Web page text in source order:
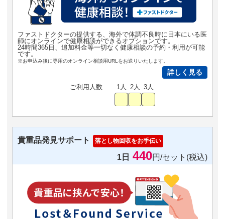
ファストドクターの提供する、海外で体調不良時に日本にいる医
師にオンラインで健康相談ができるオプションです。
24時間365日、追加料金等一切なく健康相談の予約・利用が可能
です。
※お申込み後に専用のオンライン相談用URLをお送りいたします。
詳しく見る
ご利用人数 1人 2人 3人
貴重品発見サポート 落とし物回収をお手伝い
1日 440円/セット(税込)